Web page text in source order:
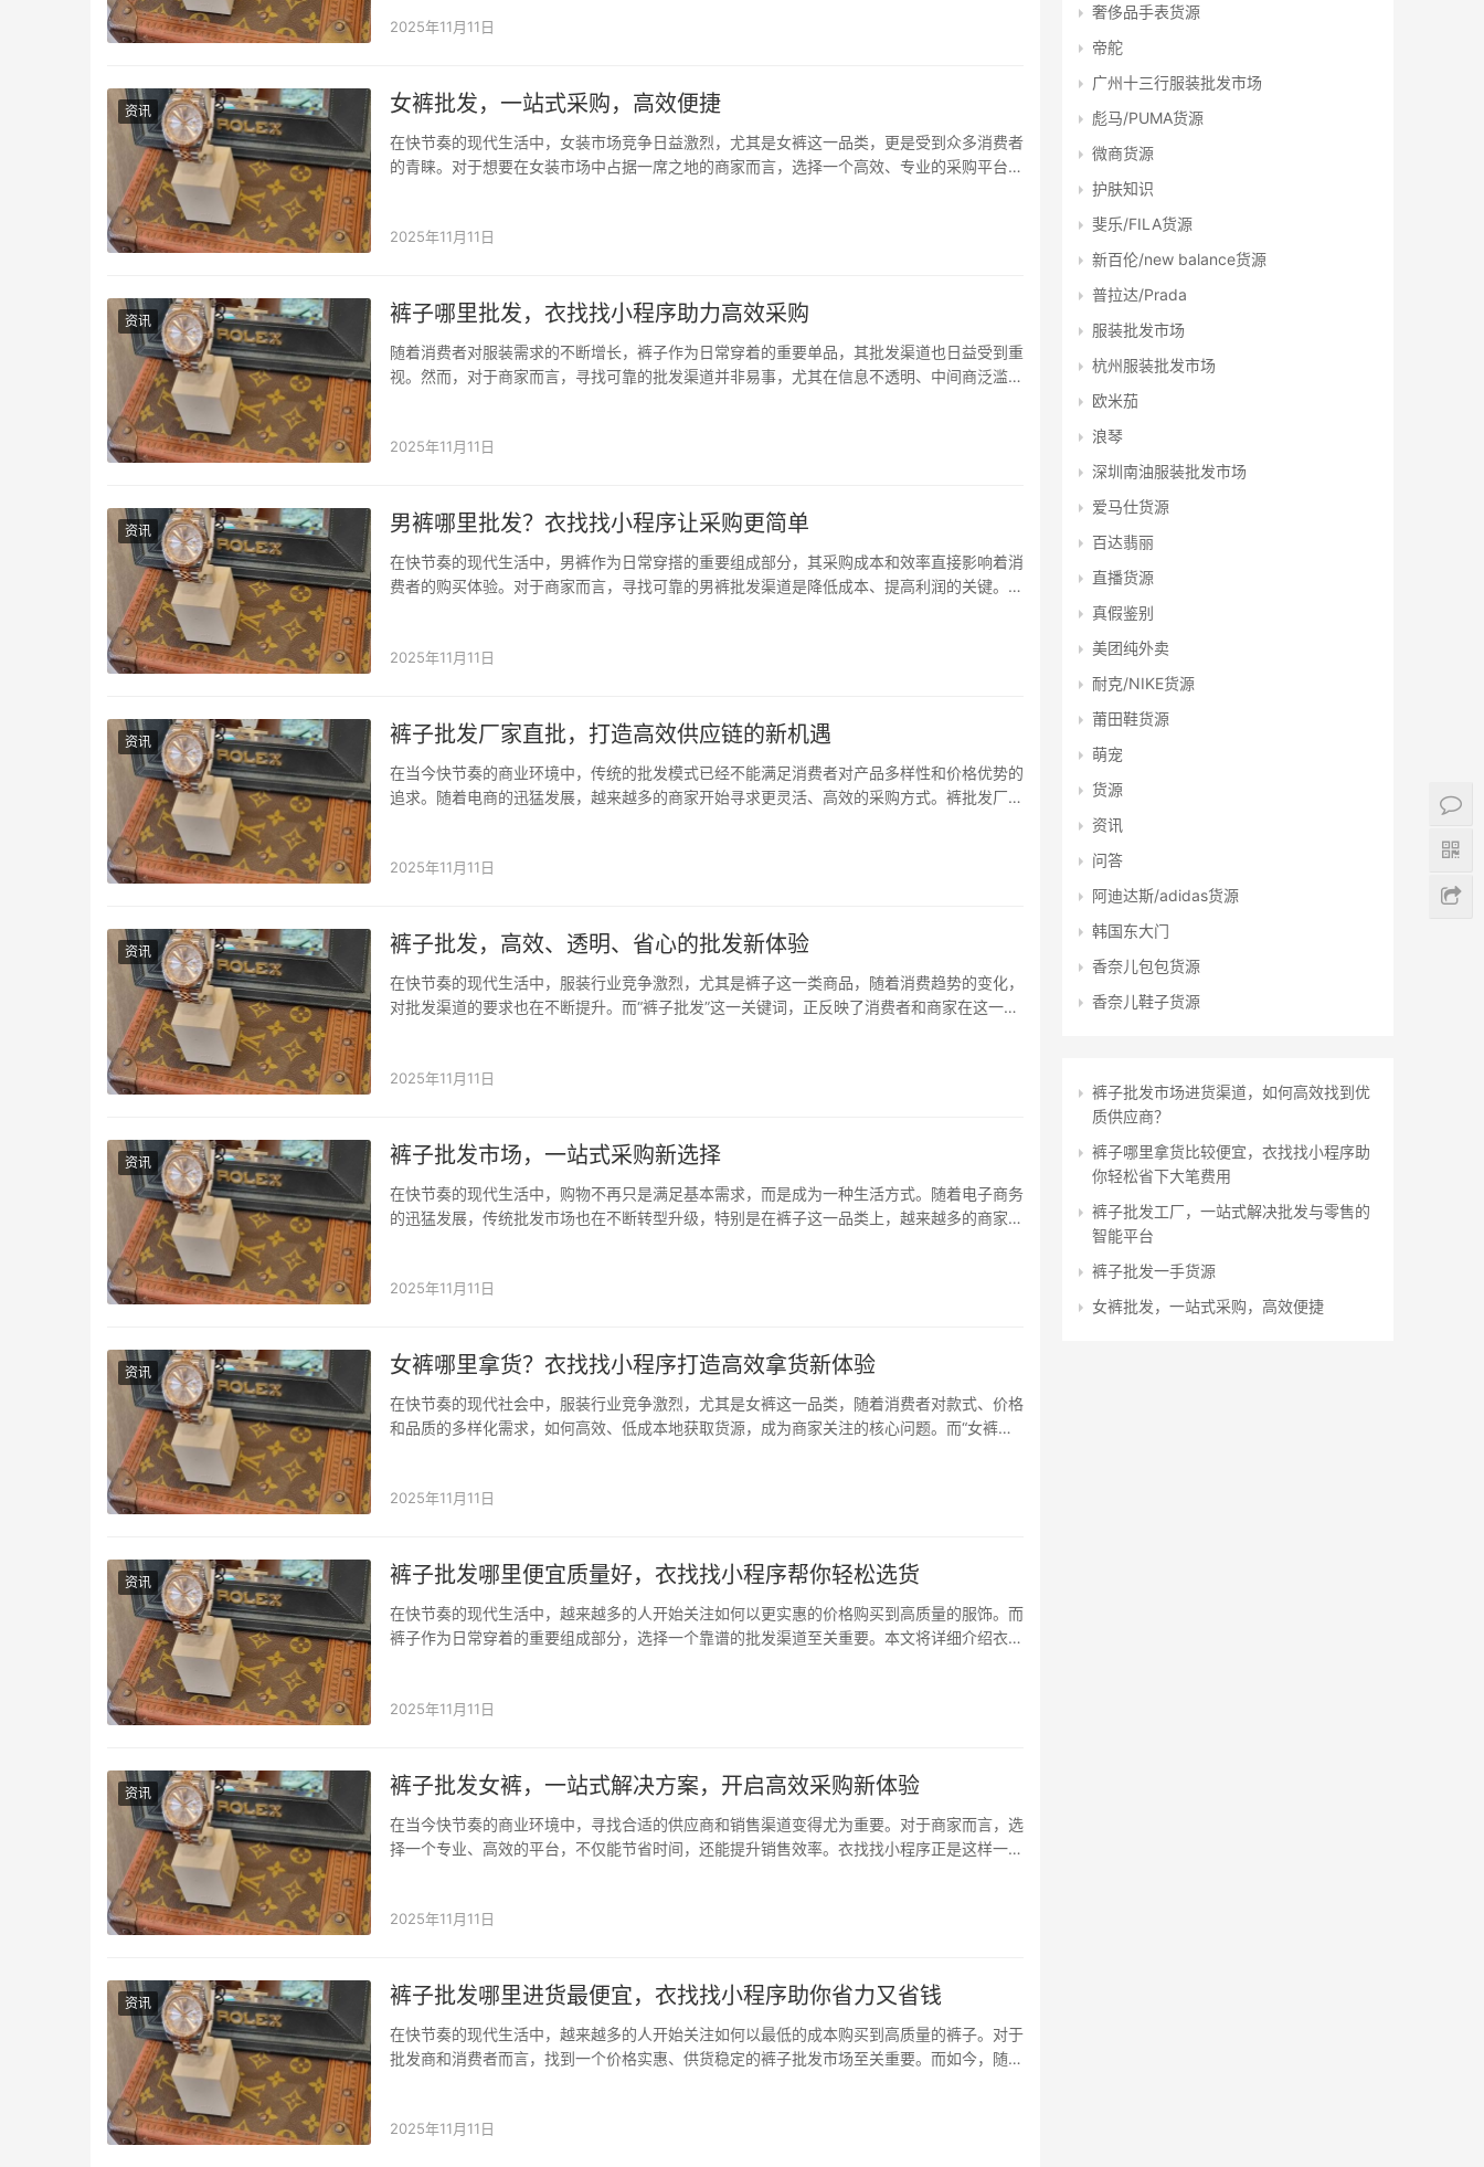
2025年11月11日
资讯 女裤批发，一站式采购，高效便捷
在快节奏的现代生活中，女装市场竞争日益激烈，尤其是女裤这一品类，更是受到众多消费者
的青睐。对于想要在女装市场中占据一席之地的商家而言，选择一个高效、专业的采购平台，
2025年11月11日
资讯 裤子哪里批发，衣找找小程序助力高效采购
随着消费者对服装需求的不断增长，裤子作为日常穿着的重要单品，其批发渠道也日益受到重
视。然而，对于商家而言，寻找可靠的批发渠道并非易事，尤其在信息不透明、中间商泛滥的
2025年11月11日
资讯 男裤哪里批发？衣找找小程序让采购更简单
在快节奏的现代生活中，男裤作为日常穿搭的重要组成部分，其采购成本和效率直接影响着消
费者的购买体验。对于商家而言，寻找可靠的男裤批发渠道是降低成本、提高利润的关键。而
2025年11月11日
资讯 裤子批发厂家直批，打造高效供应链的新机遇
在当今快节奏的商业环境中，传统的批发模式已经不能满足消费者对产品多样性和价格优势的
追求。随着电商的迅猛发展，越来越多的商家开始寻求更灵活、高效的采购方式。裤批发厂家
2025年11月11日
资讯 裤子批发，高效、透明、省心的批发新体验
在快节奏的现代生活中，服装行业竞争激烈，尤其是裤子这一类商品，随着消费趋势的变化，
对批发渠道的要求也在不断提升。而“裤子批发”这一关键词，正反映了消费者和商家在这一领
2025年11月11日
资讯 裤子批发市场，一站式采购新选择
在快节奏的现代生活中，购物不再只是满足基本需求，而是成为一种生活方式。随着电子商务
的迅猛发展，传统批发市场也在不断转型升级，特别是在裤子这一品类上，越来越多的商家和
2025年11月11日
资讯 女裤哪里拿货？衣找找小程序打造高效拿货新体验
在快节奏的现代社会中，服装行业竞争激烈，尤其是女裤这一品类，随着消费者对款式、价格
和品质的多样化需求，如何高效、低成本地获取货源，成为商家关注的核心问题。而“女裤哪
2025年11月11日
资讯 裤子批发哪里便宜质量好，衣找找小程序帮你轻松选货
在快节奏的现代生活中，越来越多的人开始关注如何以更实惠的价格购买到高质量的服饰。而
裤子作为日常穿着的重要组成部分，选择一个靠谱的批发渠道至关重要。本文将详细介绍衣找
2025年11月11日
资讯 裤子批发女裤，一站式解决方案，开启高效采购新体验
在当今快节奏的商业环境中，寻找合适的供应商和销售渠道变得尤为重要。对于商家而言，选
择一个专业、高效的平台，不仅能节省时间，还能提升销售效率。衣找找小程序正是这样一款
2025年11月11日
资讯 裤子批发哪里进货最便宜，衣找找小程序助你省力又省钱
在快节奏的现代生活中，越来越多的人开始关注如何以最低的成本购买到高质量的裤子。对于
批发商和消费者而言，找到一个价格实惠、供货稳定的裤子批发市场至关重要。而如今，随着
2025年11月11日
奢侈品手表货源
帝舵
广州十三行服装批发市场
彪马/PUMA货源
微商货源
护肤知识
斐乐/FILA货源
新百伦/new balance货源
普拉达/Prada
服装批发市场
杭州服装批发市场
欧米茄
浪琴
深圳南油服装批发市场
爱马仕货源
百达翡丽
直播货源
真假鉴别
美团纯外卖
耐克/NIKE货源
莆田鞋货源
萌宠
货源
资讯
问答
阿迪达斯/adidas货源
韩国东大门
香奈儿包包货源
香奈儿鞋子货源
裤子批发市场进货渠道，如何高效找到优
质供应商？
裤子哪里拿货比较便宜，衣找找小程序助
你轻松省下大笔费用
裤子批发工厂，一站式解决批发与零售的
智能平台
裤子批发一手货源
女裤批发，一站式采购，高效便捷